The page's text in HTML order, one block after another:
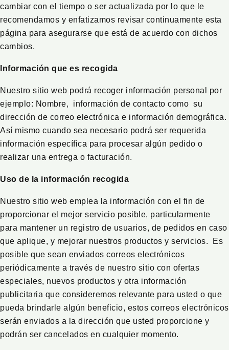
cambiar con el tiempo o ser actualizada por lo que le
recomendamos y enfatizamos revisar continuamente esta
página para asegurarse que está de acuerdo con dichos
cambios.
Información que es recogida
Nuestro sitio web podrá recoger información personal por
ejemplo: Nombre, información de contacto como su
dirección de correo electrónica e información demográfica.
Así mismo cuando sea necesario podrá ser requerida
información específica para procesar algún pedido o
realizar una entrega o facturación.
Uso de la información recogida
Nuestro sitio web emplea la información con el fin de
proporcionar el mejor servicio posible, particularmente
para mantener un registro de usuarios, de pedidos en caso
que aplique, y mejorar nuestros productos y servicios. Es
posible que sean enviados correos electrónicos
periódicamente a través de nuestro sitio con ofertas
especiales, nuevos productos y otra información
publicitaria que consideremos relevante para usted o que
pueda brindarle algún beneficio, estos correos electrónicos
serán enviados a la dirección que usted proporcione y
podrán ser cancelados en cualquier momento.